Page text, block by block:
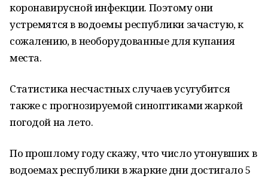
коронавирусной инфекции. Поэтому они
устремятся в водоемы республики зачастую, к
сожалению, в необорудованные для купания
места.
Статистика несчастных случаев усугубится
также с прогнозируемой синоптиками жаркой
погодой на лето.
По прошлому году скажу, что число утонувших в
водоемах республики в жаркие дни достигало 5